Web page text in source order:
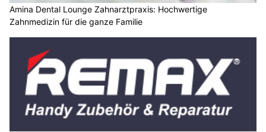
Amina Dental Lounge Zahnarztpraxis: Hochwertige
Zahnmedizin für die ganze Familie